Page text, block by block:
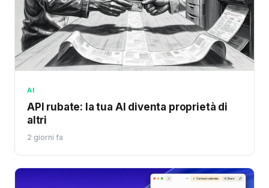
AI
API rubate: la tua AI diventa proprietà di
altri
2 giorni fa